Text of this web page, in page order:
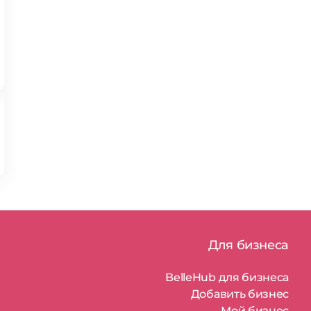
Для бизнеса
BelleHub для бизнеса
Добавить бизнес